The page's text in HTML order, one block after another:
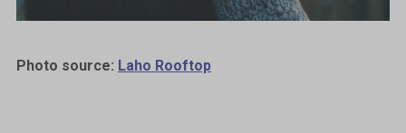
Photo source: Laho Rooftop